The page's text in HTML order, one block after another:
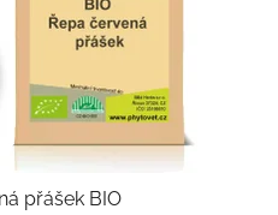
přášek BIO